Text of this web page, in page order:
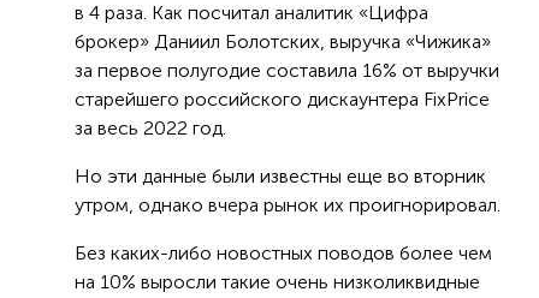
в 4 раза. Как посчитал аналитик «Цифра
брокер» Даниил Болотских, выручка «Чижика»
за первое полугодие составила 16% от выручки
старейшего российского дискаунтера FixPrice
за весь 2022 год.
Но эти данные были известны еще во вторник
утром, однако вчера рынок их проигнорировал.
Без каких-либо новостных поводов более чем
на 10% выросли такие очень низколиквидные